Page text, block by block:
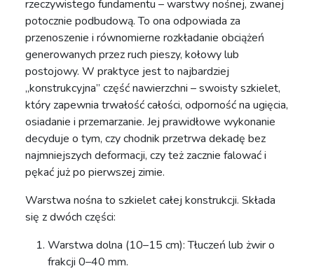
rzeczywistego fundamentu – warstwy nośnej, zwanej
potocznie podbudową. To ona odpowiada za
przenoszenie i równomierne rozkładanie obciążeń
generowanych przez ruch pieszy, kołowy lub
postojowy. W praktyce jest to najbardziej
„konstrukcyjna” część nawierzchni – swoisty szkielet,
który zapewnia trwałość całości, odporność na ugięcia,
osiadanie i przemarzanie. Jej prawidłowe wykonanie
decyduje o tym, czy chodnik przetrwa dekadę bez
najmniejszych deformacji, czy też zacznie falować i
pękać już po pierwszej zimie.
Warstwa nośna to szkielet całej konstrukcji. Składa
się z dwóch części:
Warstwa dolna (10–15 cm): Tłuczeń lub żwir o
frakcji 0–40 mm.